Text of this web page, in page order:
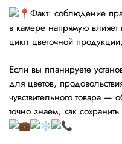
Факт: соблюдение
в камере напрямую
цикл цветочной
Если вы планируете
для цветов,
чувствительного товара
точно знаем, как